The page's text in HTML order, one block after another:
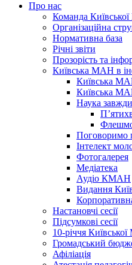
Про нас
Команда
Організаційна
Нормативна база
Річні звіти
Прозорість та
Київська МАН в
Київська
Київська
Наука
Поговоримо
Інтелект
Фотогалерея
Медіатека
Аудіо КМАН
Видання
Настановчі сесії
Підсумкові сесії
10-річчя
Громадський
Афіліація